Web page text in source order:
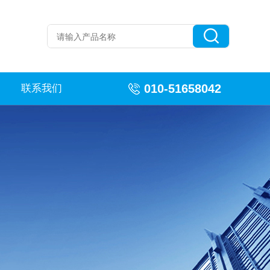
联系我们 010-51658042